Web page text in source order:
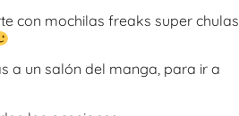
con mochilas freaks super chulas
a un salón del manga, para ir a